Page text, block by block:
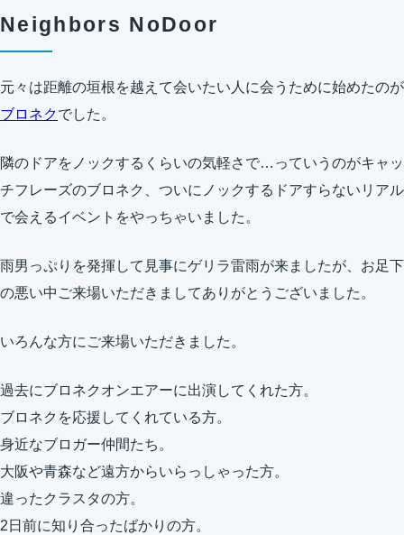
Neighbors NoDoor
元々は距離の垣根を越えて会いたい人に会うために始めたのが
ブロネクでした。
隣のドアをノックするくらいの気軽さで…っていうのがキャッ
チフレーズのブロネク、ついにノックするドアすらないリアル
で会えるイベントをやっちゃいました。
雨男っぷりを発揮して見事にゲリラ雷雨が来ましたが、お足下
の悪い中ご来場いただきましてありがとうございました。
いろんな方にご来場いただきました。
過去にブロネクオンエアーに出演してくれた方。
ブロネクを応援してくれている方。
身近なブロガー仲間たち。
大阪や青森など遠方からいらっしゃった方。
違ったクラスタの方。
2日前に知り合ったばかりの方。